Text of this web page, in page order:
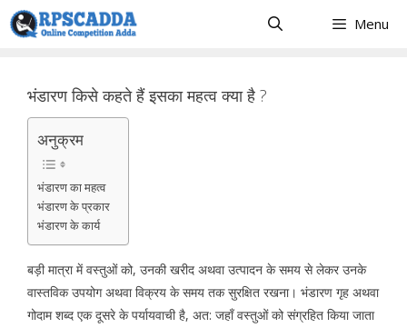
Skip
to
Menu
भंडारण किसे कहते हैं इसका महत्व क्या है ?
अनुक्रम
भंडारण का महत्व
भंडारण के प्रकार
भंडारण के कार्य
बड़ी मात्रा में वस्तुओं को, उनकी खरीद अथवा उत्पादन के समय से लेकर उनके
वास्तविक उपयोग अथवा विक्रय के समय तक सुरक्षित रखना। भंडारण गृह अथवा
गोदाम शब्द एक दूसरे के पर्यायवाची है, अत: जहाँ वस्तुओं को संग्रहित किया जाता